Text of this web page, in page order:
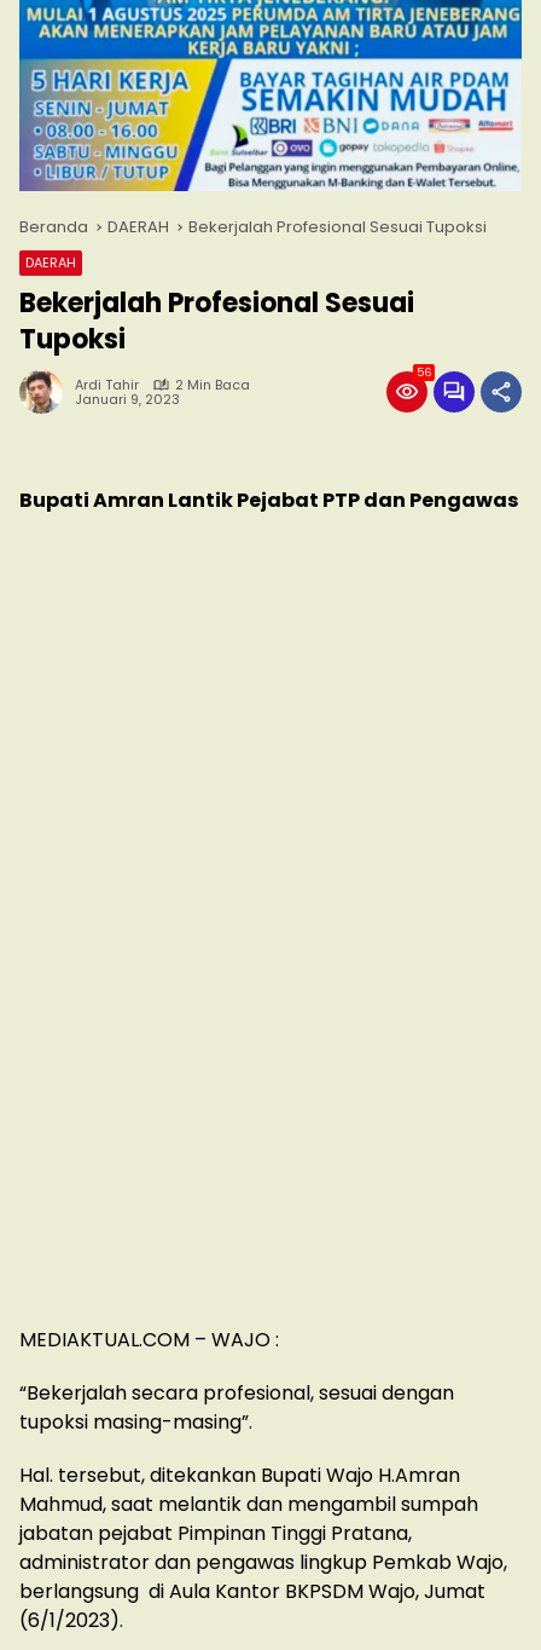
Beranda DAERAH Bekerjalah Profesional Sesuai Tupoksi
DAERAH
Bekerjalah Profesional Sesuai
Tupoksi
Ardi Tahir 2 Min Baca
Januari 9, 2023
56
Bupati Amran Lantik Pejabat PTP dan Pengawas
MEDIAKTUAL.COM – WAJO :
“Bekerjalah secara profesional, sesuai dengan
tupoksi masing-masing”.
Hal. tersebut, ditekankan Bupati Wajo H.Amran
Mahmud, saat melantik dan mengambil sumpah
jabatan pejabat Pimpinan Tinggi Pratana,
administrator dan pengawas lingkup Pemkab Wajo,
berlangsung di Aula Kantor BKPSDM Wajo, Jumat
(6/1/2023).